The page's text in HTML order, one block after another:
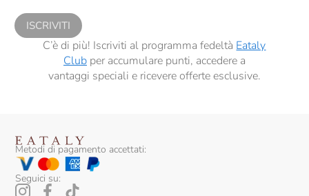
ISCRIVITI
C’è di più! Iscriviti al programma fedeltà Eataly
Clubper accumulare punti, accedere a
vantaggi speciali e ricevere offerte esclusive.
Metodi di pagamento accettati:
Seguici su: